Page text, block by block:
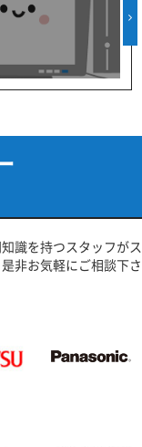
識を持つスタッフがス
非お気軽にご相談下さ